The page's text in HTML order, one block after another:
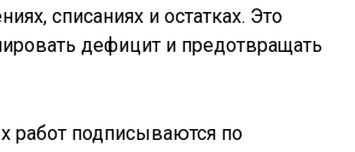
списаниях и остатках. Это
дефицит и предотвращать
работ подписываются по